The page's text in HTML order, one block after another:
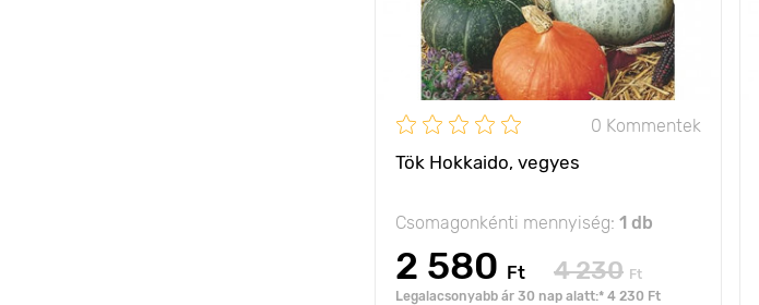
0 Kommentek
Tök Hokkaido, vegyes
Csomagonkénti mennyiség: 1 db
2 580 Ft 4 230 Ft
Legalacsonyabb ár 30 nap alatt:* 4 230 Ft
Fényigény nap
A termés súlya 1 - 2 kg